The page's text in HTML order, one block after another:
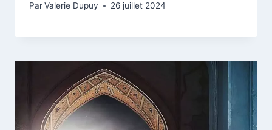
ParValerie Dupuy 26 juillet 2024